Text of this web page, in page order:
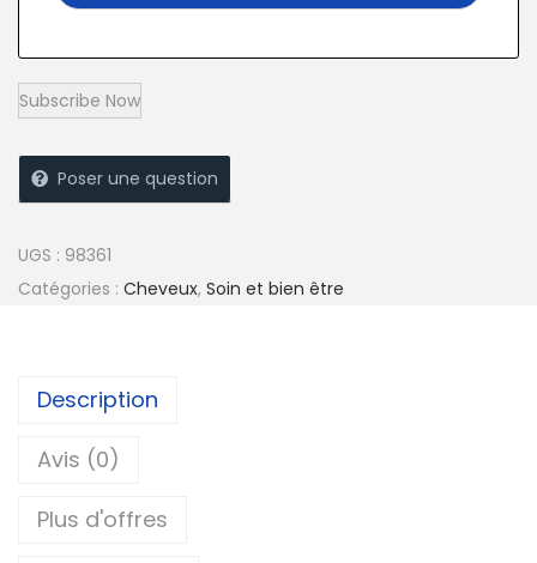
Poser une question
UGS : 98361
Catégories : Cheveux, Soin et bien être
Description
Avis (0)
Plus d'offres